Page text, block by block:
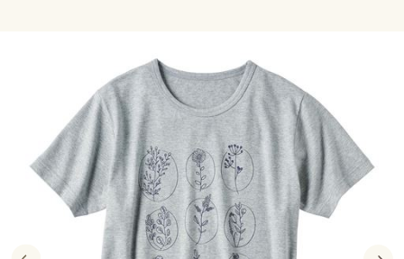
ジュニア・ティーンズ下着
メンズファッション
メンズ下着
家電・雑貨すべて
キッチン・雑貨・日用品
寝具・インテリア・家具
寝具・インテリア・家具通販すべて
家具・収納
美容・健康
美容・健康通販すべて
美容・健康・サプリメント
制服・スクール
制服・スクールすべて
大きいサイズ
ジュニア・ティーンズ下着
キッチン・雑貨・日用品
寝具・インテリア・家具通販すべて
家具・収納
寝具・ベッド
カーテン・ラグ・ファブリック
美容・健康通販すべて
美容・健康・サプリメント
制服・スクール
制服・スクールすべて
大きいサイズ
大きいサイズ通販すべて